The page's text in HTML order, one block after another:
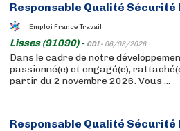
Responsable Qualité Sécurité
Emploi France Travail
Lisses (91090) - CDI - 06/08/2026
Dans le cadre de notre
passionné(e) et engagé(e),
partir du 2 novembre 2026. Vous ...
Responsable Qualité Sécurité